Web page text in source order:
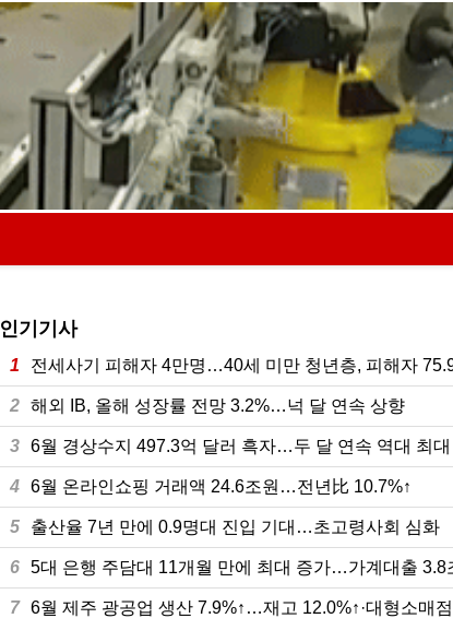
인기기사
1 전세사기 피해자 4만명…40세 미만 청년층, 피해자
2 해외 IB, 올해 성장률 전망 3.2%…넉 달 연속 상향
3 6월 경상수지 497.3억 달러 흑자…두 달 연속 역대 최대
4 6월 온라인쇼핑 거래액 24.6조원…전년比 10.7%↑
5 출산율 7년 만에 0.9명대 진입 기대…초고령사회 심화
6 5대 은행 주담대 11개월 만에 최대 증가…가계대출 3.8
7 6월 제주 광공업 생산 7.9%↑…재고 12.0%↑·대형소매